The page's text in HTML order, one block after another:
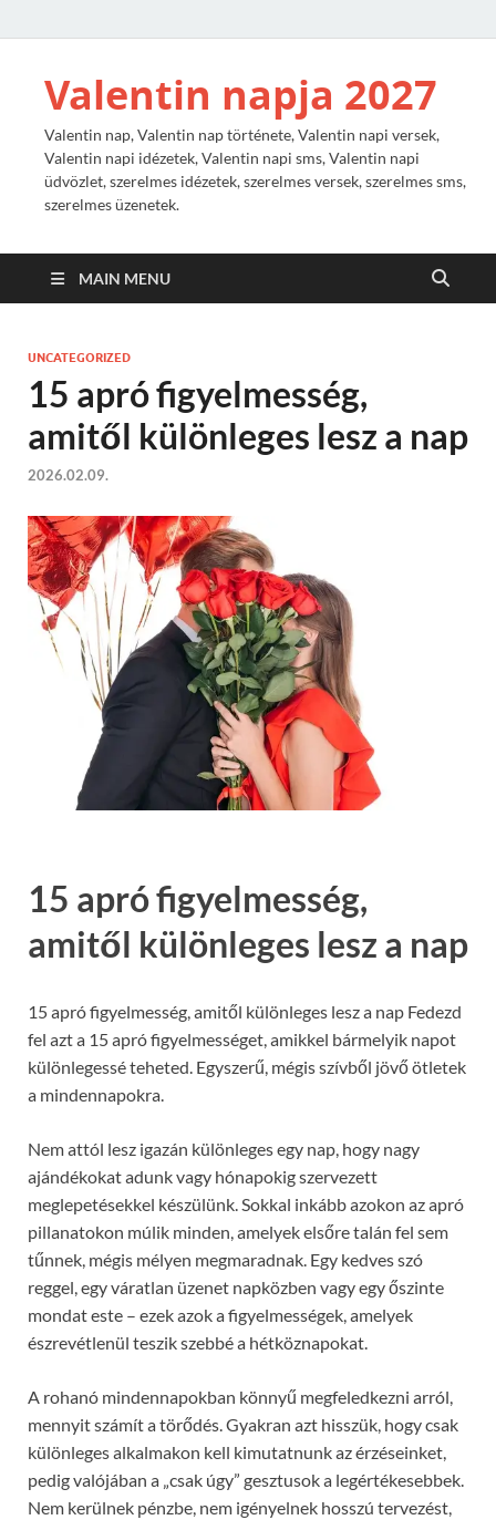
Valentin napja 2027
Valentin nap, Valentin nap története, Valentin napi versek,
Valentin napi idézetek, Valentin napi sms, Valentin napi
üdvözlet, szerelmes idézetek, szerelmes versek, szerelmes sms,
szerelmes üzenetek.
MAIN MENU
UNCATEGORIZED
15 apró figyelmesség,
amitől különleges lesz a nap
2026.02.09.
15 apró figyelmesség,
amitől különleges lesz a nap
15 apró figyelmesség, amitől különleges lesz a nap Fedezd
fel azt a 15 apró figyelmességet, amikkel bármelyik napot
különlegessé teheted. Egyszerű, mégis szívből jövő ötletek
a mindennapokra.
Nem attól lesz igazán különleges egy nap, hogy nagy
ajándékokat adunk vagy hónapokig szervezett
meglepetésekkel készülünk. Sokkal inkább azokon az apró
pillanatokon múlik minden, amelyek elsőre talán fel sem
tűnnek, mégis mélyen megmaradnak. Egy kedves szó
reggel, egy váratlan üzenet napközben vagy egy őszinte
mondat este – ezek azok a figyelmességek, amelyek
észrevétlenül teszik szebbé a hétköznapokat.
A rohanó mindennapokban könnyű megfeledkezni arról,
mennyit számít a törődés. Gyakran azt hisszük, hogy csak
különleges alkalmakon kell kimutatnunk az érzéseinket,
pedig valójában a „csak úgy” gesztusok a legértékesebbek.
Nem kerülnek pénzbe, nem igényelnek hosszú tervezést,